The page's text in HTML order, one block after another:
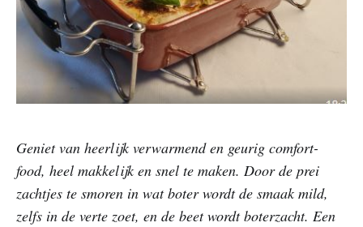
Geniet van heerlijk verwarmend en geurig comfort-
food, heel makkelijk en snel te maken. Door de prei
zachtjes te smoren in wat boter wordt de smaak mild,
zelfs in de verte zoet, en de beet wordt boterzacht. Een